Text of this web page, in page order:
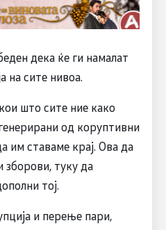
дека ќе ги намалат
на сите нивоа.
што сите ние како
од коруптивни
им ставаме крај. Ова да
зборови, туку да
тој.
и перење пари,